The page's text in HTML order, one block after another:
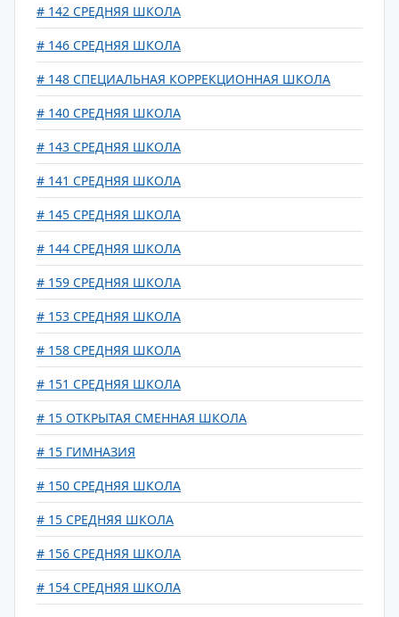
# 142 СРЕДНЯЯ ШКОЛА
# 146 СРЕДНЯЯ ШКОЛА
# 148 CПЕЦИАЛЬНАЯ КОРРЕКЦИОННАЯ ШКОЛА
# 140 СРЕДНЯЯ ШКОЛА
# 143 СРЕДНЯЯ ШКОЛА
# 141 СРЕДНЯЯ ШКОЛА
# 145 СРЕДНЯЯ ШКОЛА
# 144 СРЕДНЯЯ ШКОЛА
# 159 СРЕДНЯЯ ШКОЛА
# 153 СРЕДНЯЯ ШКОЛА
# 158 СРЕДНЯЯ ШКОЛА
# 151 СРЕДНЯЯ ШКОЛА
# 15 ОТКРЫТАЯ СМЕННАЯ ШКОЛА
# 15 ГИМНАЗИЯ
# 150 СРЕДНЯЯ ШКОЛА
# 15 СРЕДНЯЯ ШКОЛА
# 156 СРЕДНЯЯ ШКОЛА
# 154 СРЕДНЯЯ ШКОЛА